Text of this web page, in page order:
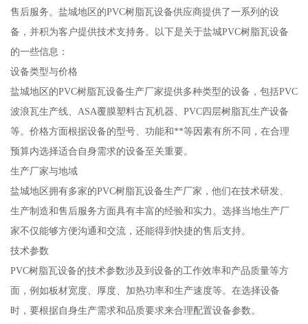
售后服务。盐城地区的PVC树脂瓦设备供应商提供了一系列的设
备，并积为客户提供技术支持务。以下是关于盐城PVC树脂瓦设备
的一些信息：
设备类型与价格
盐城地区的PVC树脂瓦设备生产厂家提供多种类型的设备，包括PVC
波浪瓦生产线、ASA覆膜塑料古瓦机器、PVC四层树脂瓦生产设备
等。价格方面根据设备的型号、功能和**等因素有所不同，在合理
预算内选择适合自身需求的设备至关重要。
生产厂家与地域
盐城地区拥有多家的PVC树脂瓦设备生产厂家，他们在技术研发、
生产制造和售后服务方面具有丰富的经验和实力。选择当地生产厂
家不仅能够方便沟通和交流，还能得到快捷的售后支持。
技术参数
PVC树脂瓦设备的技术参数涉及到设备的工作效率和产品质量等方
面，例如板材宽度、厚度、加热功率和生产速度等。在选择设备
时，要根据自身生产需求和品质要求来合理配置设备参数。